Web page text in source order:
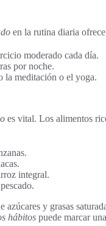
en la rutina diaria
moderado cada día.
por noche.
la meditación o el yoga.
es vital. Los alimentos
integral.
y grasas
hábitos puede marcar